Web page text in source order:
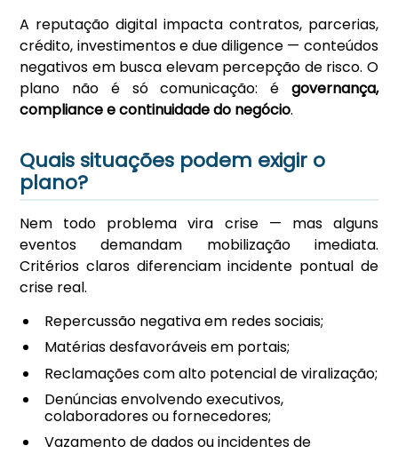
A reputação digital impacta contratos, parcerias,
crédito, investimentos e due diligence — conteúdos
negativos em busca elevam percepção de risco. O
plano não é só comunicação: é governança,
compliance e continuidade do negócio.
Quais situações podem exigir o
plano?
Nem todo problema vira crise — mas alguns
eventos demandam mobilização imediata.
Critérios claros diferenciam incidente pontual de
crise real.
Repercussão negativa em redes sociais;
Matérias desfavoráveis em portais;
Reclamações com alto potencial de viralização;
Denúncias envolvendo executivos,
colaboradores ou fornecedores;
Vazamento de dados ou incidentes de